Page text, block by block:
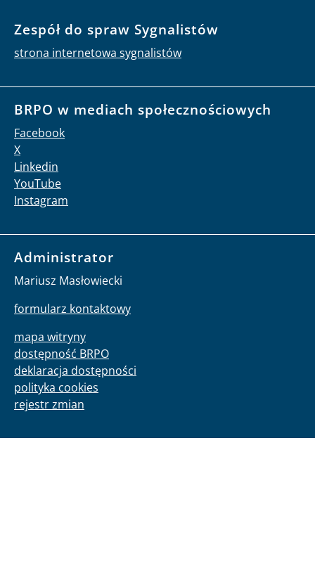
Zespół do spraw Sygnalistów
strona internetowa sygnalistów
BRPO w mediach społecznościowych
Facebook
X
Linkedin
YouTube
Instagram
Administrator
Mariusz Masłowiecki
formularz kontaktowy
mapa witryny
dostępność BRPO
deklaracja dostępności
polityka cookies
rejestr zmian